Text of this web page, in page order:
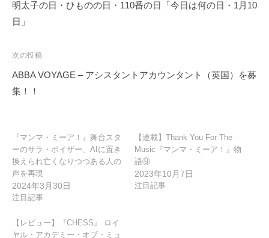
稿
ナ
ゲ
ー
シ
明太子の日・ひものの日・110番の日「今日は何の日・1月10
日」
次の投稿
ABBA VOYAGE – アシスタントアカウンタント（英国）を募
集！！
『マンマ・ミーア！』舞台スタ
ーのサラ・ポイザー、AIに置き
換えられ亡くなりつつある人の
声を再現
2024年3月30日
注目記事
【連載】Thank You For The
Music『マンマ・ミーア！』物
語⑨
2023年10月7日
注目記事
【レビュー】『CHESS』 ロイ
ヤル・アカデミー・オブ・ミュ